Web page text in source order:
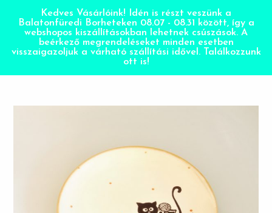
Kedves Vásárlóink! Idén is részt veszünk a
Balatonfüredi Borheteken 08.07 - 08.31 között, így a
webshopos kiszállításokban lehetnek csúszások. A
beérkező megrendeléseket minden esetben
visszaigazoljuk a várható szállítási idővel. Találkozzunk
ott is!